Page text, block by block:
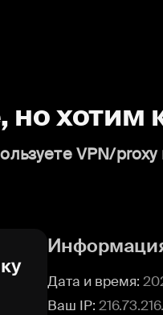
но хотим
VPN/
Дата и время:
Ваш IP: